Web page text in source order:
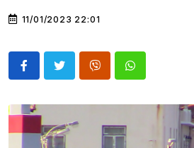
11/01/2023 22:01